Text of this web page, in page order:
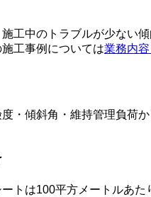
工中のトラブルが少ない
工事例については業務内
・傾斜角・維持管理負荷
トは100平方メートルあ